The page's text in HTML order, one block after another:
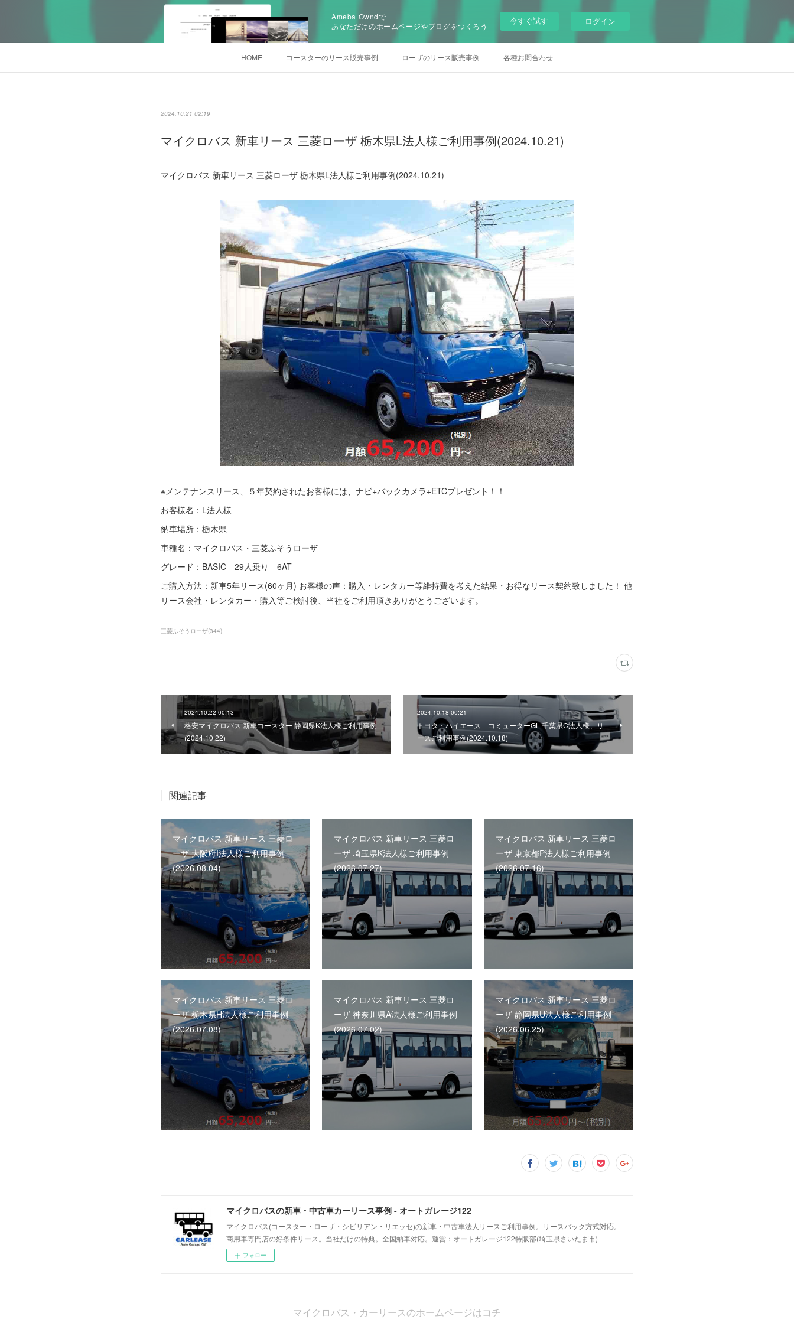
Ameba Owndで
あなただけのホームページやブログをつくろう
今すぐ試す ログイン
HOME コースターのリース販売事例 ローザのリース販売事例 各種お問合わせ
2024.10.21 02:19
マイクロバス 新車リース 三菱ローザ 栃木県L法人様ご利用事例(2024.10.21)
マイクロバス 新車リース 三菱ローザ 栃木県L法人様ご利用事例(2024.10.21)
※メンテナンスリース、５年契約されたお客様には、ナビ+バックカメラ+ETCプレゼント！！
お客様名：L法人様
納車場所：栃木県
車種名：マイクロバス・三菱ふそうローザ
グレード：BASIC 29人乗り 6AT
ご購入方法：新車5年リース(60ヶ月) お客様の声：購入・レンタカー等維持費を考えた結果・お得なリース契約致しました！ 他
リース会社・レンタカー・購入等ご検討後、当社をご利用頂きありがとうございます。
三菱ふそうローザ(344)
2024.10.22 00:13
格安マイクロバス 新車コースター 静岡県K法人様ご利用事例
(2024.10.22)
2024.10.18 00:21
トヨタ・ハイエース コミューターGL 千葉県C法人様、リ
ースご利用事例(2024.10.18)
関連記事
マイクロバス 新車リース 三菱ロ
ーザ 大阪府I法人様ご利用事例
(2026.08.04)
マイクロバス 新車リース 三菱ロ
ーザ 埼玉県K法人様ご利用事例
(2026.07.27)
マイクロバス 新車リース 三菱ロ
ーザ 東京都P法人様ご利用事例
(2026.07.16)
マイクロバス 新車リース 三菱ロ
ーザ 栃木県H法人様ご利用事例
(2026.07.08)
マイクロバス 新車リース 三菱ロ
ーザ 神奈川県A法人様ご利用事例
(2026.07.02)
マイクロバス 新車リース 三菱ロ
ーザ 静岡県U法人様ご利用事例
(2026.06.25)
マイクロバスの新車・中古車カーリース事例 - オートガレージ122
マイクロバス(コースター・ローザ・シビリアン・リエッセ)の新車・中古車法人リースご利用事例。リースバック方式対応。
商用車専門店の好条件リース。当社だけの特典。全国納車対応。運営：オートガレージ122特販部(埼玉県さいたま市)
フォロー
マイクロバス・カーリースのホームページはコチ